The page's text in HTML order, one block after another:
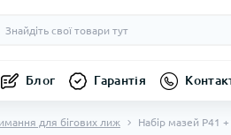
Блог Гарантія
для бігових лиж Набір мазей P41